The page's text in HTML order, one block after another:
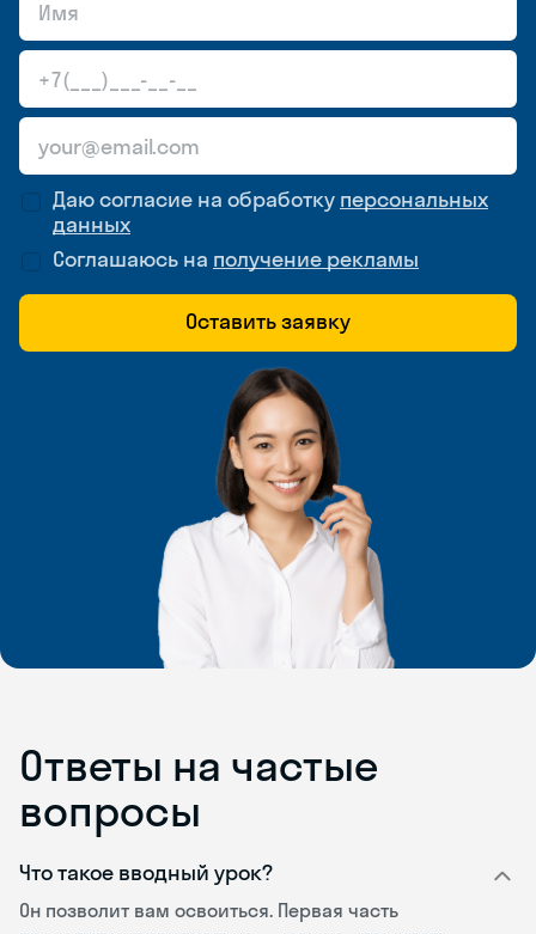
Даю согласие на обработку персональных
данных
Соглашаюсь на получение рекламы
Оставить заявку
Ответы на частые
вопросы
Что такое вводный урок?
Он позволит вам освоиться. Первая часть